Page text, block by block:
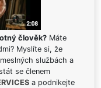
člověk? Máte
Myslíte si, že
službách a
se členem
a podnikejte